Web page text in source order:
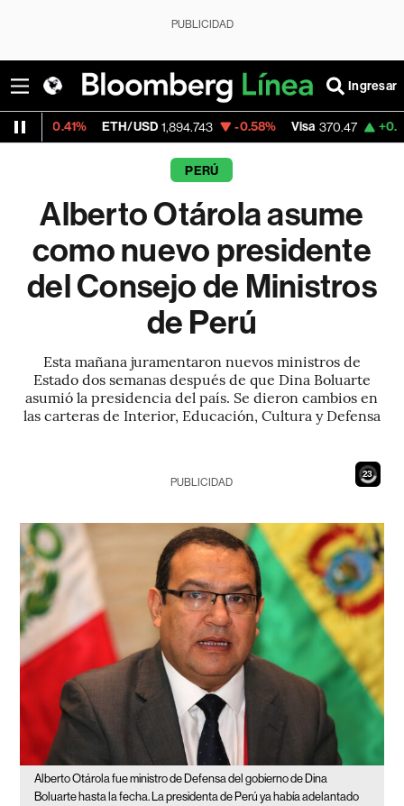
PUBLICIDAD
Ingresar
ETH/USD 1,894.743 -0.58% Visa 370.47 +0.52%
PERÚ
Alberto Otárola asume
como nuevo presidente
del Consejo de Ministros
de Perú
Esta mañana juramentaron nuevos ministros de
Estado dos semanas después de que Dina Boluarte
asumió la presidencia del país. Se dieron cambios en
las carteras de Interior, Educación, Cultura y Defensa
21
PUBLICIDAD
Alberto Otárola fue ministro de Defensa del gobierno de Dina
Boluarte hasta la fecha. La presidenta de Perú ya había adelantado